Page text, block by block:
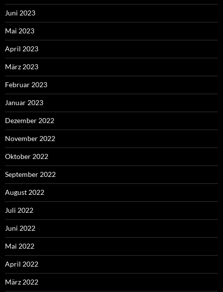
Juni 2023
Mai 2023
April 2023
März 2023
Februar 2023
Januar 2023
Dezember 2022
November 2022
Oktober 2022
September 2022
August 2022
Juli 2022
Juni 2022
Mai 2022
April 2022
März 2022